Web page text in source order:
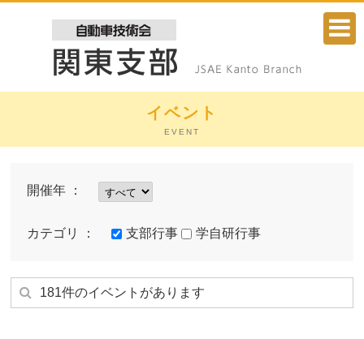
自動車 コンテスト ～
イベント
EVENT
開催年 ：
カテゴリ ： 支部行事 学自研行事
181件のイベントがあります